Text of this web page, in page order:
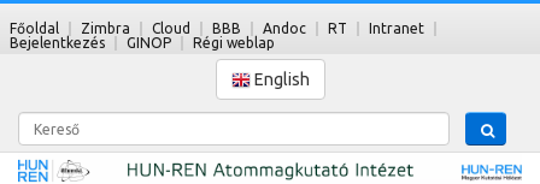
Főoldal Zimbra Cloud BBB Andoc RT
Intranet
Bejelentkezés
GINOP Régi weblap
English
Kereső